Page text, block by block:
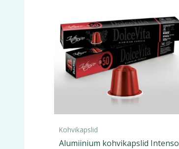
Kohvikapslid
Alumiinium kohvikapslid Intenso